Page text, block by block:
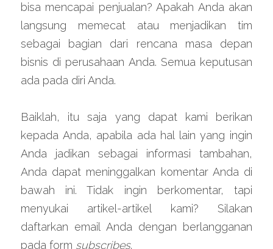
bisa mencapai penjualan? Apakah Anda akan
langsung memecat atau menjadikan tim
sebagai bagian dari rencana masa depan
bisnis di perusahaan Anda. Semua keputusan
ada pada diri Anda.
Baiklah, itu saja yang dapat kami berikan
kepada Anda, apabila ada hal lain yang ingin
Anda jadikan sebagai informasi tambahan,
Anda dapat meninggalkan komentar Anda di
bawah ini. Tidak ingin berkomentar, tapi
menyukai artikel-artikel kami? Silakan
daftarkan email Anda dengan berlangganan
pada form subscribes.